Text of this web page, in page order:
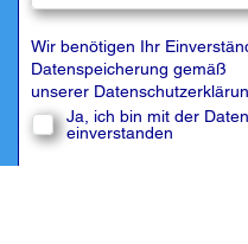
Wir benötigen Ihr
Datenspeicherung gemäß
unserer
Ja, ich bin mit der
einverstanden